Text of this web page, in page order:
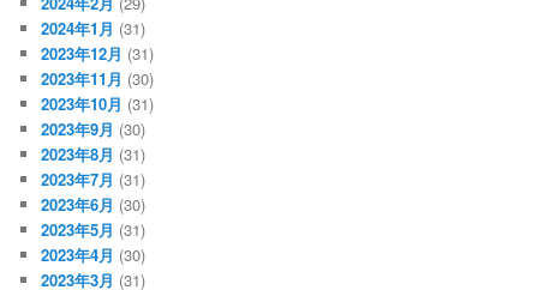
2024年1月 (31)
2023年12月 (31)
2023年11月 (30)
2023年10月 (31)
2023年9月 (30)
2023年8月 (31)
2023年7月 (31)
2023年6月 (30)
2023年5月 (31)
2023年4月 (30)
2023年3月 (31)